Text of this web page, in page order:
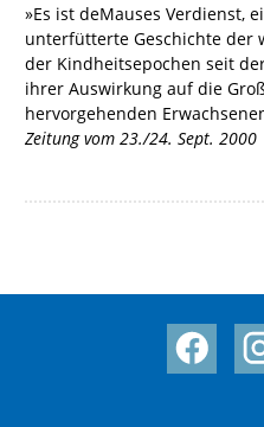
»Es ist deMauses Verdienst,
unterfütterte Geschichte der
der Kindheitsepochen seit
ihrer Auswirkung auf die
hervorgehenden
Zeitung vom 23./24. Sept. 2000